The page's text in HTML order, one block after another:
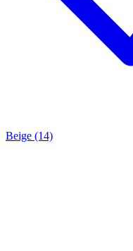
Beige (14)